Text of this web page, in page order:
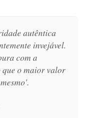
autêntica
invejável.
com a
o maior valor